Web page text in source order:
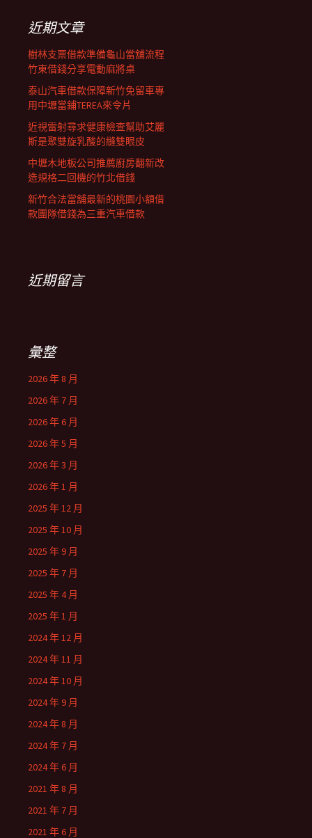
近期文章
樹林支票借款準備龜山當舖流程
竹東借錢分享電動麻將桌
泰山汽車借款保障新竹免留車專
用中壢當鋪TEREA來令片
近視雷射尋求健康檢查幫助艾麗
斯是聚雙旋乳酸的縫雙眼皮
中壢木地板公司推薦廚房翻新改
造規格二回機的竹北借錢
新竹合法當舖最新的桃園小額借
款團隊借錢為三重汽車借款
近期留言
彙整
2026 年 8 月
2026 年 7 月
2026 年 6 月
2026 年 5 月
2026 年 3 月
2026 年 1 月
2025 年 12 月
2025 年 10 月
2025 年 9 月
2025 年 7 月
2025 年 4 月
2025 年 1 月
2024 年 12 月
2024 年 11 月
2024 年 10 月
2024 年 9 月
2024 年 8 月
2024 年 7 月
2024 年 6 月
2021 年 8 月
2021 年 7 月
2021 年 6 月